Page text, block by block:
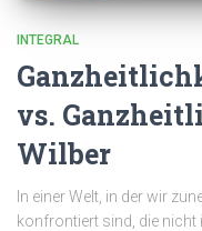
INTEGRAL
vs.
Wilber
In einer Welt, in der wir
konfrontiert sind, die